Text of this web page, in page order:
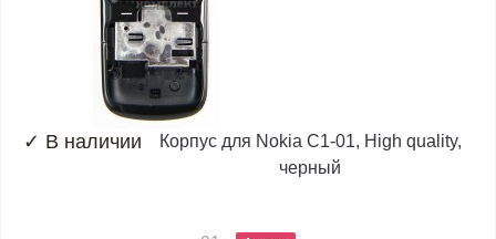
✓ В наличии
Корпус для Nokia C1-01, High quality,
черный